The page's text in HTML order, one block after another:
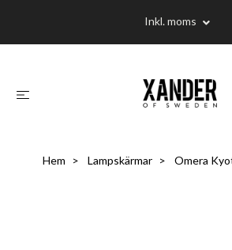
Inkl. moms
Hem Lampskärmar Omera